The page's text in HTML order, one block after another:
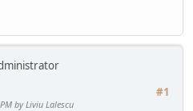
#1
by Liviu Lalescu